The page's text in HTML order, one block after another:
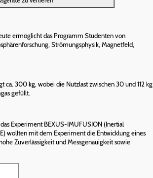
ermöglicht das Programm Studenten von
Strömungsphysik, Magnetfeld,
ca. 300 kg, wobei die Nutzlast zwischen 30 und 112 kg
gefüllt.
Experiment BEXUS-IMUFUSION (Inertial
wollten mit dem Experiment die Entwicklung eines
Zuverlässigkeit und Messgenauigkeit sowie